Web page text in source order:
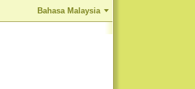
Bahasa Malaysia